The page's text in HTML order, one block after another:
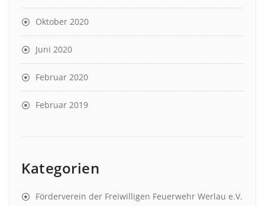
Oktober 2020
Juni 2020
Februar 2020
Februar 2019
Kategorien
Förderverein der Freiwilligen Feuerwehr Werlau e.V.